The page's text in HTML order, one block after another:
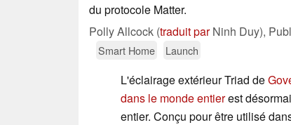
du protocole Matter.
Polly Allcock (traduit parNinh Duy),
Smart Home Launch
L'éclairage extérieur Triad de
dans le monde entierest
entier. Conçu pour être utilisé